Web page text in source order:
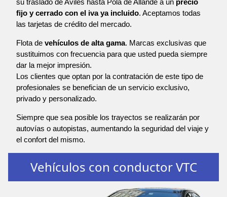
fijo y cerrado con el iva ya incluido. Aceptamos todas
las tarjetas de crédito del mercado.
Flota de vehículos de alta gama. Marcas exclusivas que
sustituimos con frecuencia para que usted pueda siempre
dar la mejor impresión.
Los clientes que optan por la contratación de este tipo de
profesionales se benefician de un servicio exclusivo,
privado y personalizado.
Siempre que sea posible los trayectos se realizarán por
autovías o autopistas, aumentando la seguridad del viaje y
el confort del mismo.
Vehículos con conductor VTC